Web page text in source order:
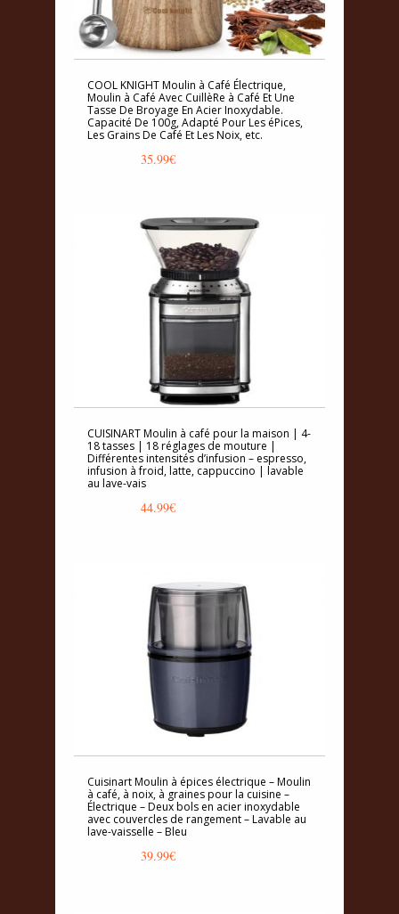
COOL KNIGHT Moulin à Café Électrique,
Moulin à Café Avec CuillèRe à Café Et Une
Tasse De Broyage En Acier Inoxydable.
Capacité De 100g, Adapté Pour Les éPices,
Les Grains De Café Et Les Noix, etc.
35.99€
CUISINART Moulin à café pour la maison | 4-
18 tasses | 18 réglages de mouture |
Différentes intensités d’infusion – espresso,
infusion à froid, latte, cappuccino | lavable
au lave-vais
44.99€
Cuisinart Moulin à épices électrique – Moulin
à café, à noix, à graines pour la cuisine –
Électrique – Deux bols en acier inoxydable
avec couvercles de rangement – Lavable au
lave-vaisselle – Bleu
39.99€